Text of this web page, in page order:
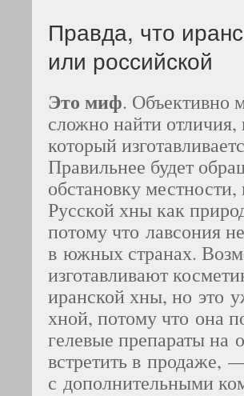
Правда, что
или российской
Это миф. Объективно
сложно найти
который
Правильнее будет
обстановку местности,
Русской хны как
потому что лавсония
в южных странах.
изготавливают
иранской хны, но это
хной, потому что она
гелевые препараты на
встретить в продаже,
с дополнительными